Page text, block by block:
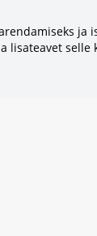
lisateavet